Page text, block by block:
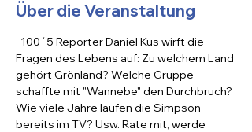
Über die Veranstaltung
100´5 Reporter Daniel Kus wirft die
Fragen des Lebens auf: Zu welchem Land
gehört Grönland? Welche Gruppe
schaffte mit "Wannebe" den Durchbruch?
Wie viele Jahre laufen die Simpson
bereits im TV? Usw. Rate mit, werde